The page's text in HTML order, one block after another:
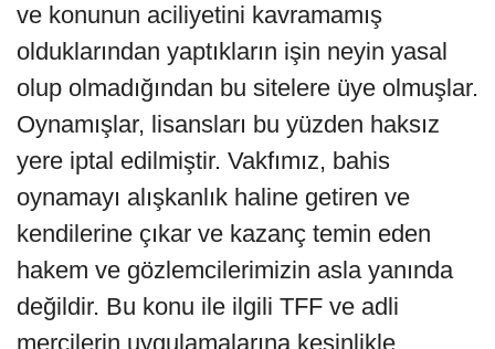
ve konunun aciliyetini kavramamış
olduklarından yaptıkların işin neyin yasal
olup olmadığından bu sitelere üye olmuşlar.
Oynamışlar, lisansları bu yüzden haksız
yere iptal edilmiştir. Vakfımız, bahis
oynamayı alışkanlık haline getiren ve
kendilerine çıkar ve kazanç temin eden
hakem ve gözlemcilerimizin asla yanında
değildir. Bu konu ile ilgili TFF ve adli
mercilerin uygulamalarına kesinlikle